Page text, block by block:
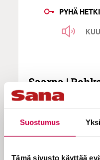
Suostumus
Tämä sivusto käyttää
PYHÄ
Saarna |
Sinikka Tuori